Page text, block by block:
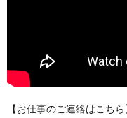
【お仕事のご連絡はこちら